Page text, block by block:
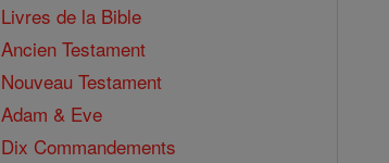
Livres de la Bible
Ancien Testament
Nouveau Testament
Adam & Eve
Dix Commandements